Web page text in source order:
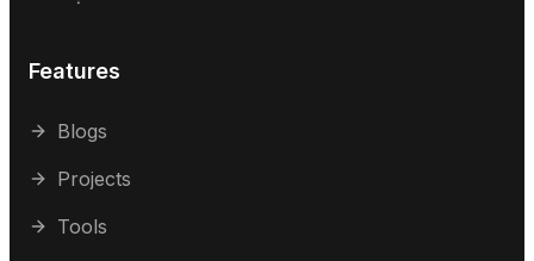
Features
Blogs
Projects
Tools